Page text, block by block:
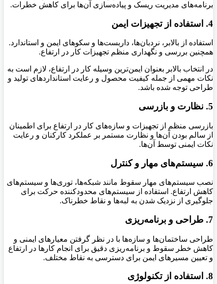
برنامه‌های مدیریت ریسک و پیاده‌سازی آن‌ها برای کاهش خطرات.
4. استفاده از تجهیزات ایمن
استفاده از بالابر، نردبان‌ها، داربست‌ها و سکوهای ایمن و استاندارد.
همچنین بررسی و نگهداری منظم تجهیزات کار در ارتفاع.
در انتخاب بالابر بعنوان ایمن‌ترین وسیله کار در ارتفاع، لازم است به
نکات مهمی از جمله کیفیت محصول و رعایت استانداردهای تولید و
طراحی توجه شده باشد.
5. نظارت و بازرسی
بازرسی منظم از تجهیزات و سازه‌های کار در ارتفاع برای اطمینان
از سالم بودن آن‌ها و نظارت مستمر بر عملکرد کارکنان و رعایت
نکات ایمنی توسط آن‌ها.
6. سیستم‌های مهار و کنترل
نصب سیستم‌های مهار سقوط مانند شبکه‌ها، توری‌ها و سیستم‌های
کاهش ارتفاع. استفاده از سیستم‌های محدودکننده حرکت برای
جلوگیری از نزدیک شدن به لبه‌ها و نقاط خطرناک.
7. طراحی و برنامه‌ریزی
طراحی ساختمان‌ها و سازه‌ها با در نظر گرفتن معیارهای ایمنی و
کاهش خطر سقوط و برنامه‌ریزی دقیق برای انجام کارها در ارتفاع
و تعیین مسیرهای ایمن برای دسترسی به نقاط مختلف.
8. استفاده از تکنولوژی